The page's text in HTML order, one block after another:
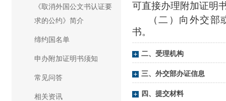
《取消外国公文书认证要
求的公约》简介
缔约国名单
申办附加证明书须知
常见问答
相关资讯
可直接办理附加证明
（二）向外交
书。
二、受理机构
三、外交部办证信息
四、提交材料